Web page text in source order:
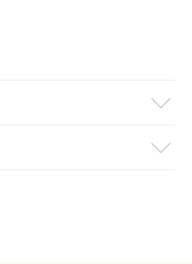
gratis frakt till butik
som medlem.
betalningssätt.